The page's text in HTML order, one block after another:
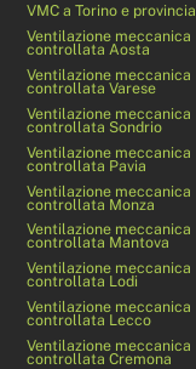
VMC a Torino e provincia
Ventilazione meccanica
controllata Aosta
Ventilazione meccanica
controllata Varese
Ventilazione meccanica
controllata Sondrio
Ventilazione meccanica
controllata Pavia
Ventilazione meccanica
controllata Monza
Ventilazione meccanica
controllata Mantova
Ventilazione meccanica
controllata Lodi
Ventilazione meccanica
controllata Lecco
Ventilazione meccanica
controllata Cremona